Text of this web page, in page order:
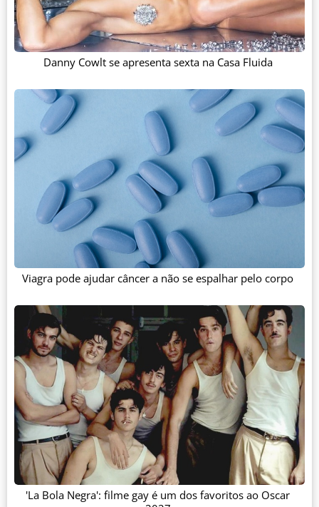
Danny Cowlt se apresenta sexta na Casa Fluida
Viagra pode ajudar câncer a não se espalhar pelo corpo
'La Bola Negra': filme gay é um dos favoritos ao Oscar